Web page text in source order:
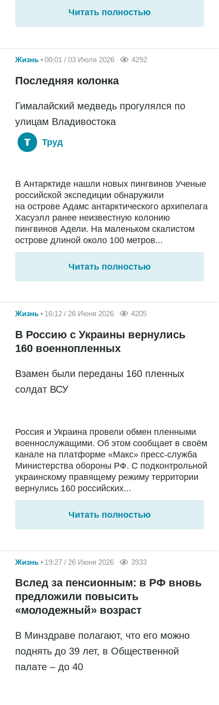
Читать полностью
Жизнь 00:01 / 03 Июля 2026 4292
Последняя колонка
Гималайский медведь прогулялся по
улицам Владивостока
Труд
В Антарктиде нашли новых пингвинов Ученые
российской экспедиции обнаружили
на острове Адамс антарктического архипелага
Хасуэлл ранее неизвестную колонию
пингвинов Адели. На маленьком скалистом
острове длиной около 100 метров...
Читать полностью
Жизнь 16:12 / 26 Июня 2026 4205
В Россию с Украины вернулись
160 военнопленных
Взамен были переданы 160 пленных
солдат ВСУ
Россия и Украина провели обмен пленными
военнослужащими. Об этом сообщает в своём
канале на платформе «Макс» пресс-служба
Министерства обороны РФ. С подконтрольной
украинскому правящему режиму территории
вернулись 160 российских...
Читать полностью
Жизнь 19:27 / 26 Июня 2026 3933
Вслед за пенсионным: в РФ вновь
предложили повысить
«молодежный» возраст
В Минздраве полагают, что его можно
поднять до 39 лет, в Общественной
палате – до 40